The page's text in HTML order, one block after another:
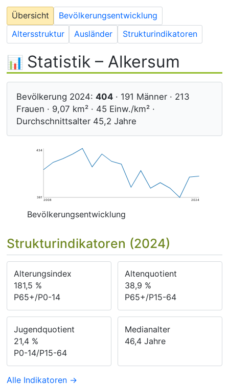
Übersicht
Bevölkerungsentwicklung
Altersstruktur
Ausländer Strukturindikatoren
Statistik – Alkersum
Bevölkerung 2024:404 · 191 Männer · 213
Frauen · 9,07 km² · 45 Einw./km² ·
Durchschnittsalter 45,2 Jahre
381
434
2008 2024
Bevölkerungsentwicklung
Strukturindikatoren (2024)
Alterungsindex
181,5 %
P65+/P0-14
Altenquotient
38,9 %
P65+/P15-64
Jugendquotient
21,4 %
P0-14/P15-64
Medianalter
46,4 Jahre
Alle Indikatoren →